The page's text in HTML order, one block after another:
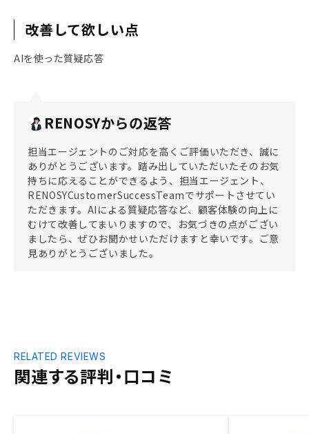
改善して欲しい点
AIを使った質疑応答
RENOSYからの返答
担当エージェントのご対応を高くご評価いただき、誠に
ありがとうございます。踏み出していただいたそのお気
持ちに応えることができるよう、担当エージェント、
RENOSYCustomerSuccessTeamでサポートさせてい
ただきます。AIによる質疑応答など、顧客体験の向上に
むけて改善してまいりますので、お気づきの点がござい
ましたら、ぜひお聞かせいただけますと幸いです。ご意
見ありがとうございました。
関連する評判・口コミ
RELATED REVIEWS